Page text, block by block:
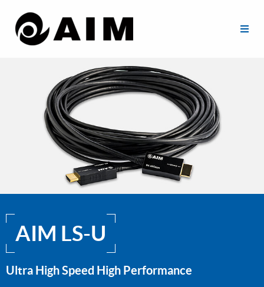
AIM LS-U
Ultra High Speed High Performance